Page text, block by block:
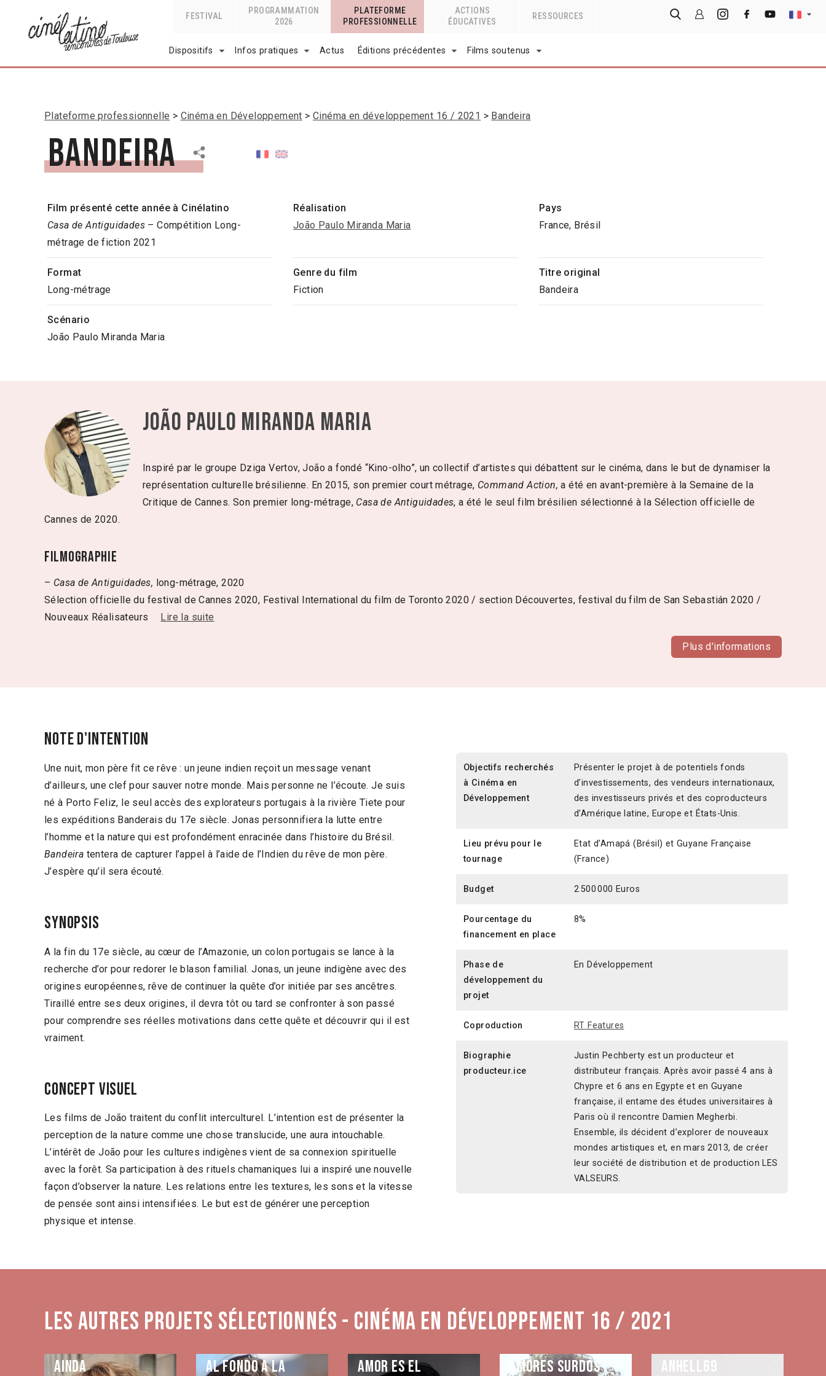
FESTIVAL
PROGRAMMATION
2026
PLATEFORME
PROFESSIONNELLE
ACTIONS
ÉDUCATIVES
RESSOURCES
Dispositifs Infos pratiques Actus Éditions précédentes Films soutenus
Plateforme professionnelle Cinéma en Développement Cinéma en développement 16 / 2021 Bandeira
Bandeira
Film présenté cette année à Cinélatino
Casa de Antiguidades – Compétition Long-
métrage de fiction 2021
Réalisation
João Paulo Miranda Maria
Pays
France, Brésil
Format
Long-métrage
Genre du film
Fiction
Titre original
Bandeira
Scénario
João Paulo Miranda Maria
João Paulo Miranda Maria
Inspiré par le groupe Dziga Vertov, João a fondé “Kino-olho”, un collectif d’artistes qui débattent sur le cinéma, dans le but de dynamiser la
représentation culturelle brésilienne. En 2015, son premier court métrage, Command Action, a été en avant-première à la Semaine de la
Critique de Cannes. Son premier long-métrage, Casa de Antiguidades, a été le seul film brésilien sélectionné à la Sélection officielle de
Cannes de 2020.
Filmographie
– Casa de Antiguidades, long-métrage, 2020
Sélection officielle du festival de Cannes 2020, Festival International du film de Toronto 2020 / section Découvertes, festival du film de San Sebastián 2020 /
Nouveaux Réalisateurs
Lire la suite
Plus d'informations
Note d'intention
Une nuit, mon père fit ce rêve : un jeune indien reçoit un message venant
d’ailleurs, une clef pour sauver notre monde. Mais personne ne l’écoute. Je suis
né à Porto Feliz, le seul accès des explorateurs portugais à la rivière Tiete pour
les expéditions Banderais du 17e siècle. Jonas personnifiera la lutte entre
l’homme et la nature qui est profondément enracinée dans l’histoire du Brésil.
Bandeira tentera de capturer l’appel à l’aide de l’Indien du rêve de mon père.
J’espère qu’il sera écouté.
Synopsis
A la fin du 17e siècle, au cœur de l’Amazonie, un colon portugais se lance à la
recherche d’or pour redorer le blason familial. Jonas, un jeune indigène avec des
origines européennes, rêve de continuer la quête d’or initiée par ses ancêtres.
Tiraillé entre ses deux origines, il devra tôt ou tard se confronter à son passé
pour comprendre ses réelles motivations dans cette quête et découvrir qui il est
vraiment.
Concept visuel
Les films de João traitent du conflit interculturel. L’intention est de présenter la
perception de la nature comme une chose translucide, une aura intouchable.
L’intérêt de João pour les cultures indigènes vient de sa connexion spirituelle
avec la forêt. Sa participation à des rituels chamaniques lui a inspiré une nouvelle
façon d’observer la nature. Les relations entre les textures, les sons et la vitesse
de pensée sont ainsi intensifiées. Le but est de générer une perception
physique et intense.
Objectifs recherchés
à Cinéma en
Développement
Présenter le projet à de potentiels fonds
d’investissements, des vendeurs internationaux,
des investisseurs privés et des coproducteurs
d’Amérique latine, Europe et États-Unis.
Lieu prévu pour le
tournage
Etat d’Amapá (Brésil) et Guyane Française
(France)
Budget 2 500 000 Euros
Pourcentage du
financement en place
8%
Phase de
développement du
projet
En Développement
Coproduction RT Features
Biographie
producteur.ice
Justin Pechberty est un producteur et
distributeur français. Après avoir passé 4 ans à
Chypre et 6 ans en Egypte et en Guyane
française, il entame des études universitaires à
Paris où il rencontre Damien Megherbi.
Ensemble, ils décident d’explorer de nouveaux
mondes artistiques et, en mars 2013, de créer
leur société de distribution et de production LES
VALSEURS.
Les autres projets sélectionnés - Cinéma en développement 16 / 2021
Ainda
Al fondo a la
Amor es el
Amores Surdos
Anhell69